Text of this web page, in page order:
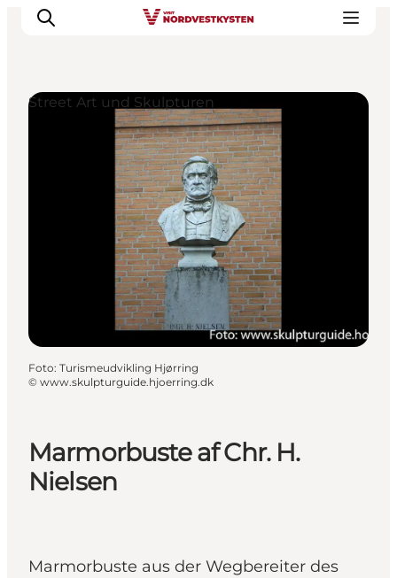
Urlaubsorte
Inspiration
Unterkunft
Mach deine Urlaubsplanung
Marmorbuste af Chr. H.
Nielsen
Marmorbuste aus der Wegbereiter des
Street Art und Skulpturen
Foto: Turismeudvikling Hjørring
© www.skulpturguide.hjoerring.dk